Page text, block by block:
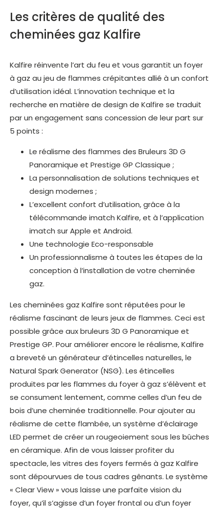
Les critères de qualité des
cheminées gaz Kalfire
Kalfire réinvente l’art du feu et vous garantit un foyer
à gaz au jeu de flammes crépitantes allié à un confort
d’utilisation idéal. L’innovation technique et la
recherche en matière de design de Kalfire se traduit
par un engagement sans concession de leur part sur
5 points :
Le réalisme des flammes des Bruleurs 3D G
Panoramique et Prestige GP Classique ;
La personnalisation de solutions techniques et
design modernes ;
L’excellent confort d’utilisation, grâce à la
télécommande imatch Kalfire, et à l’application
imatch sur Apple et Android.
Une technologie Eco-responsable
Un professionnalisme à toutes les étapes de la
conception à l’installation de votre cheminée
gaz.
Les cheminées gaz Kalfire sont réputées pour le
réalisme fascinant de leurs jeux de flammes. Ceci est
possible grâce aux bruleurs 3D G Panoramique et
Prestige GP. Pour améliorer encore le réalisme, Kalfire
a breveté un générateur d’étincelles naturelles, le
Natural Spark Generator (NSG). Les étincelles
produites par les flammes du foyer à gaz s’élèvent et
se consument lentement, comme celles d’un feu de
bois d’une cheminée traditionnelle. Pour ajouter au
réalisme de cette flambée, un système d’éclairage
LED permet de créer un rougeoiement sous les bûches
en céramique. Afin de vous laisser profiter du
spectacle, les vitres des foyers fermés à gaz Kalfire
sont dépourvues de tous cadres gênants. Le système
« Clear View » vous laisse une parfaite vision du
foyer, qu’il s’agisse d’un foyer frontal ou d’un foyer